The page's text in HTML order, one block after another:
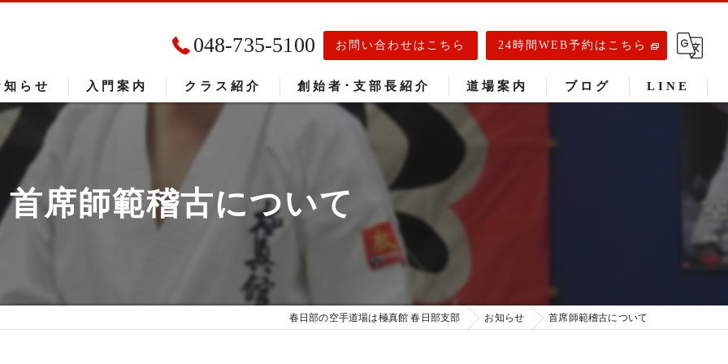
048-735-5100 お問い合わせはこちら 24時間WEB予約はこちら
知らせ 入門案内 クラス紹介 創始者･支部長紹介 道場案内
春日部道場
ブログ LINE
首席師範稽古について
春日部の空手道場は極真館 春日部支部 お知らせ 首席師範稽古について